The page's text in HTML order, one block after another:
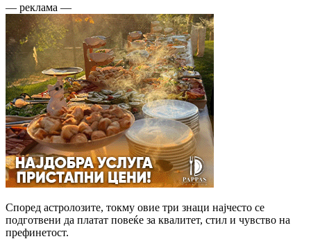
— реклама —
Според астролозите, токму овие три знаци најчесто се
подготвени да платат повеќе за квалитет, стил и чувство на
префинетост.